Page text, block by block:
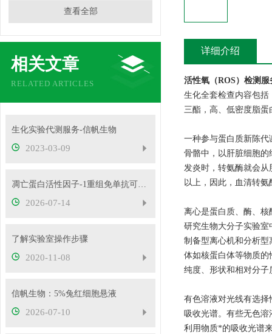
查看全部
相关文章
RELATED ARTICLES
生化实验代测服务-信帆生物
2023-03-09
凋亡蛋白活性因子-1重组免单抗可用于免疫荧光等实验
2026-07-14
了解实验室操作步骤
2020-11-08
信帆生物：5%兔红细胞悬液
2026-07-10
详细介绍
活性氧（ROS）检测
生化全套检查内容包
三酯，高、低密度脂
一种参与蛋白质新陈
骨骼中，以肝脏细胞
发炎时，转氨酶就会
以上，因此，血清转
离心是蛋白质、酶、
研究生物大分子实验室
制备型离心机和分析
体如核蛋白体等物质
纯度、形状和相对分
有色溶液对光线有选
吸收光谱。有些无色
利用物质*的吸收光谱